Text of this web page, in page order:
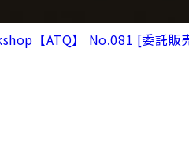
【ATQ】 No.081 [委託販